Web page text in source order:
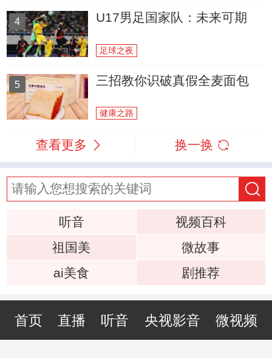
4 U17男足国家队：未来可期
足球之夜
5 三招教你识破真假全麦面包
健康之路
查看更多 换一换
听音
视频百科
祖国美
微故事
ai美食
剧推荐
首页 直播 听音 央视影音 微视频